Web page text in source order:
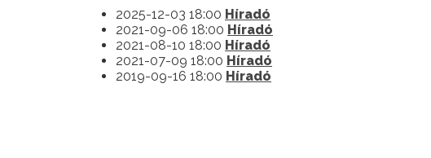
2025-12-03 18:00 Híradó
2021-09-06 18:00 Híradó
2021-08-10 18:00 Híradó
2021-07-09 18:00 Híradó
2019-09-16 18:00 Híradó